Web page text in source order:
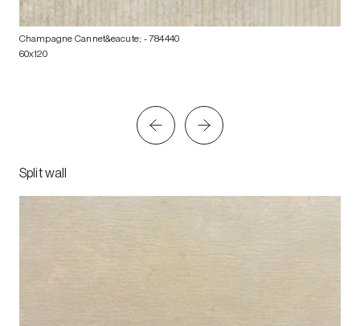
Champagne Cannet&eacute; - 784440
60x120
Split wall